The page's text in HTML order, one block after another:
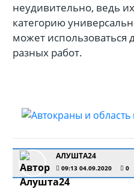
неудивительно, ведь
категорию
может
разных работ.
АЛУШТА24
09:13 04.09.2020 0